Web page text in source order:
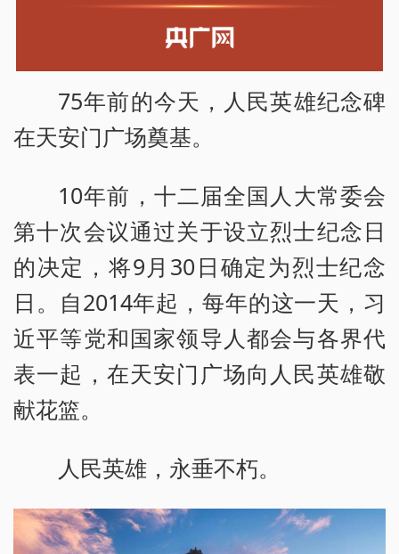
75年前的今天，人民英雄纪念碑
在天安门广场奠基。
10年前，十二届全国人大常委会
第十次会议通过关于设立烈士纪念日
的决定，将9月30日确定为烈士纪念
日。自2014年起，每年的这一天，习
近平等党和国家领导人都会与各界代
表一起，在天安门广场向人民英雄敬
献花篮。
人民英雄，永垂不朽。